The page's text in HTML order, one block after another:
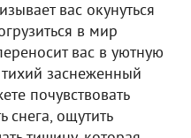
вас окунуться
в мир
вас в уютную
заснеженный
почувствовать
снега, ощутить